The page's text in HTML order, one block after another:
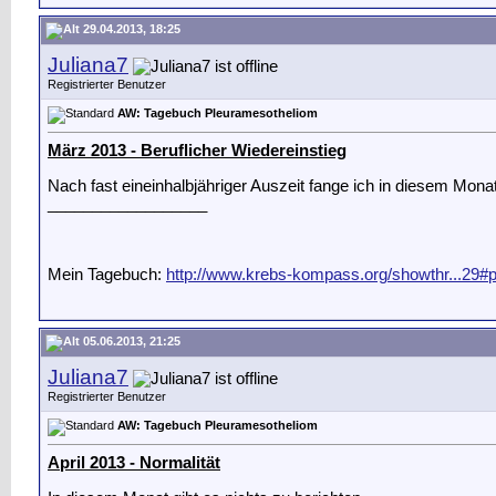
29.04.2013, 18:25
Juliana7
Registrierter Benutzer
AW: Tagebuch Pleuramesotheliom
März 2013 - Beruflicher Wiedereinstieg
Nach fast eineinhalbjähriger Auszeit fange ich in diesem
Mein Tagebuch: http://www.krebs-kompass.org/
05.06.2013, 21:25
Juliana7
Registrierter Benutzer
AW: Tagebuch Pleuramesotheliom
April 2013 - Normalität